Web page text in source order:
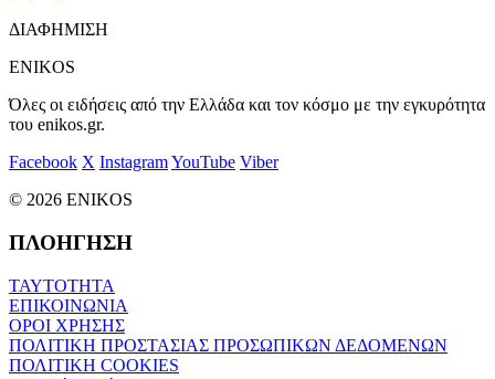
ΔΙΑΦΗΜΙΣΗ
ENIKOS
Όλες οι ειδήσεις από την Ελλάδα και τον κόσμο με την εγκυρότητα
του enikos.gr.
Facebook X InstagramYouTube Viber
© 2026 ENIKOS
ΠΛΟΗΓΗΣΗ
ΤΑΥΤΟΤΗΤΑ
ΕΠΙΚΟΙΝΩΝΙΑ
ΟΡΟΙ ΧΡΗΣΗΣ
ΠΟΛΙΤΙΚΗ ΠΡΟΣΤΑΣΙΑΣ ΠΡΟΣΩΠΙΚΩΝ ΔΕΔΟΜΕΝΩΝ
ΠΟΛΙΤΙΚΗ COOKIES